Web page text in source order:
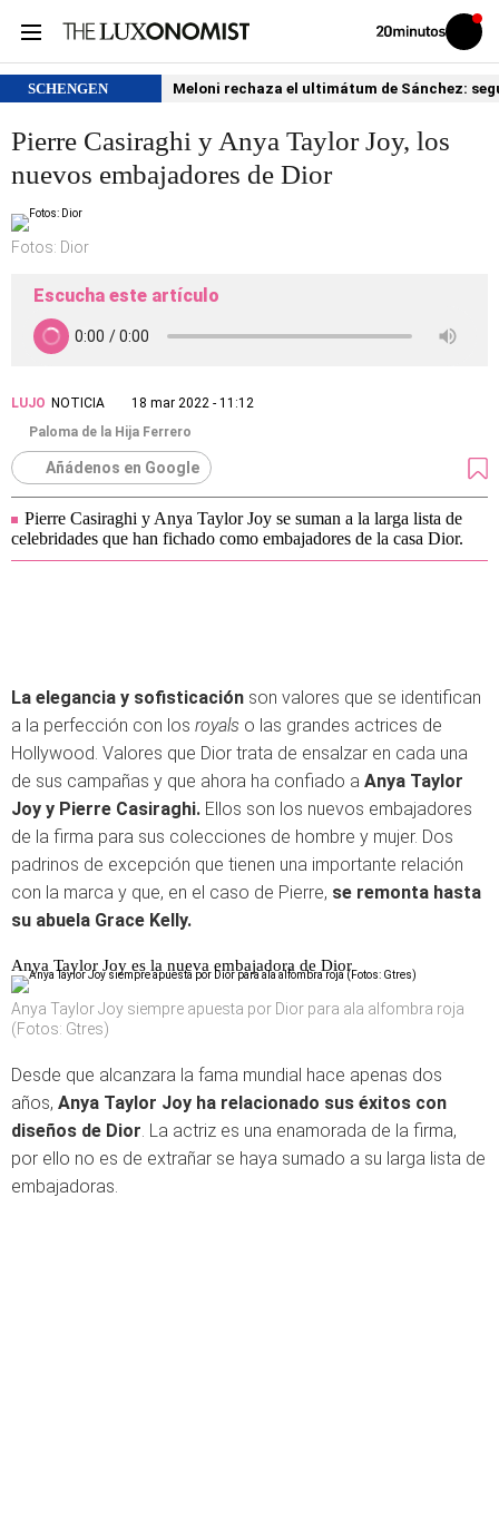
Volver
Iniciar
sesión
SCHENGEN Meloni rechaza el ultimátum de Sánchez:
Pierre Casiraghi y Anya Taylor Joy, los
nuevos embajadores de Dior
Fotos: Dior
Escucha este artículo
LUJO NOTICIA
18 mar 2022 - 11:12
Paloma de la Hija Ferrero
Añádenos en Google
Pierre Casiraghi y Anya Taylor Joy se suman a la larga lista de
celebridades que han fichado como embajadores de la casa Dior.
La elegancia y sofisticación son valores que se identifican
a la perfección con los royals o las grandes actrices de
Hollywood. Valores que Dior trata de ensalzar en cada una
de sus campañas y que ahora ha confiado a Anya Taylor
Joy y Pierre Casiraghi. Ellos son los nuevos embajadores
de la firma para sus colecciones de hombre y mujer. Dos
padrinos de excepción que tienen una importante relación
con la marca y que, en el caso de Pierre, se remonta hasta
su abuela Grace Kelly.
Anya Taylor Joy es la nueva embajadora de Dior
Anya Taylor Joy siempre apuesta por Dior para ala alfombra roja
(Fotos: Gtres)
Desde que alcanzara la fama mundial hace apenas dos
años, Anya Taylor Joy ha relacionado sus éxitos con
diseños de Dior. La actriz es una enamorada de la firma,
por ello no es de extrañar se haya sumado a su larga lista de
embajadoras.